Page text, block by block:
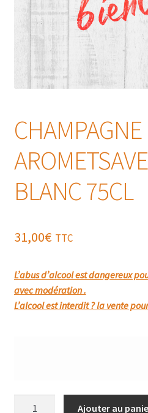
CHAMPAGNE
BLANC 75CL
31,00€ TTC
L’abus d’alcool est dangereux
avec modération .
L’alcool est interdit ? la vente
Ajouter au